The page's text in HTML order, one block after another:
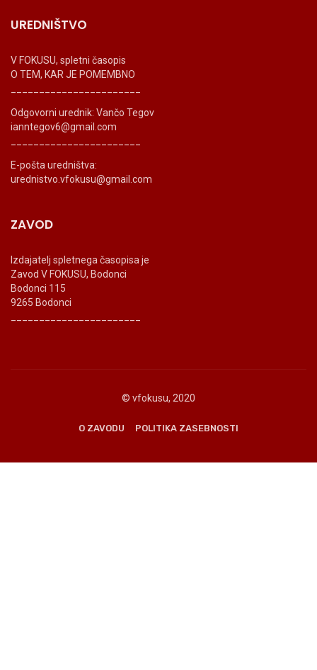
UREDNIŠTVO
V FOKUSU, spletni časopis
O TEM, KAR JE POMEMBNO
Odgovorni urednik: Vančo Tegov
ianntegov6@gmail.com
E-pošta uredništva:
urednistvo.vfokusu@gmail.com
ZAVOD
Izdajatelj spletnega časopisa je
Zavod V FOKUSU, Bodonci
Bodonci 115
9265 Bodonci
© vfokusu, 2020
O ZAVODU POLITIKA ZASEBNOSTI